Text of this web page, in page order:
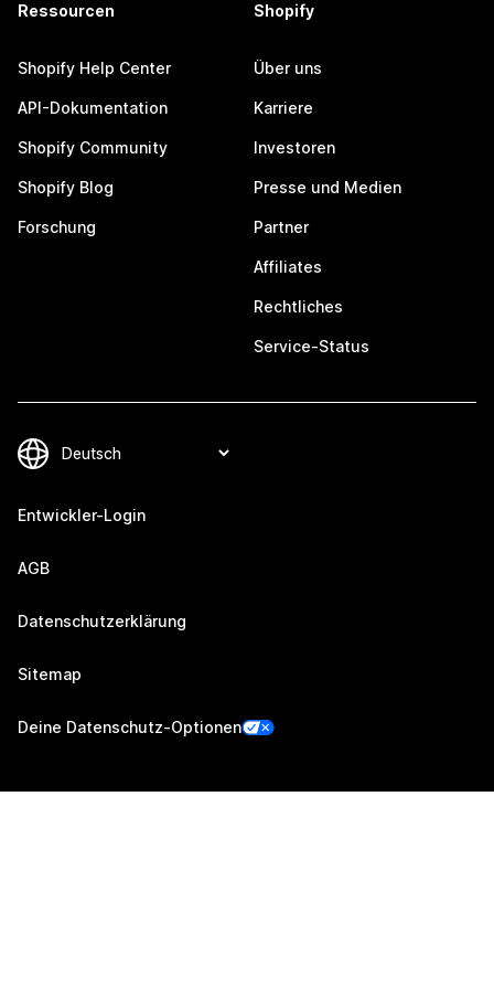
Ressourcen
Shopify Help Center
API-Dokumentation
Shopify Community
Shopify Blog
Forschung
Shopify
Über uns
Karriere
Investoren
Presse und Medien
Partner
Affiliates
Rechtliches
Service-Status
Entwickler-Login
AGB
Datenschutzerklärung
Sitemap
Deine Datenschutz-Optionen